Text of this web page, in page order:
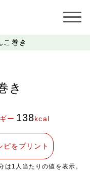
こ巻き
き
ー 138kcal
ピをプリント
1人当たりの値を表示。